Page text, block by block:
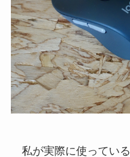
私が実際に使っている